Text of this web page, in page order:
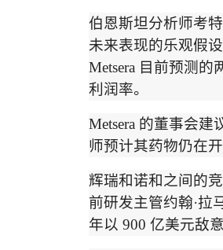
伯恩斯坦分析师考
未来表现的乐观假
Metsera 目前预测的
利润率。
Metsera 的董事会建
师预计其药物仍在
辉瑞和诺和之间的
前研发主管约翰·拉
年以 900 亿美元敌